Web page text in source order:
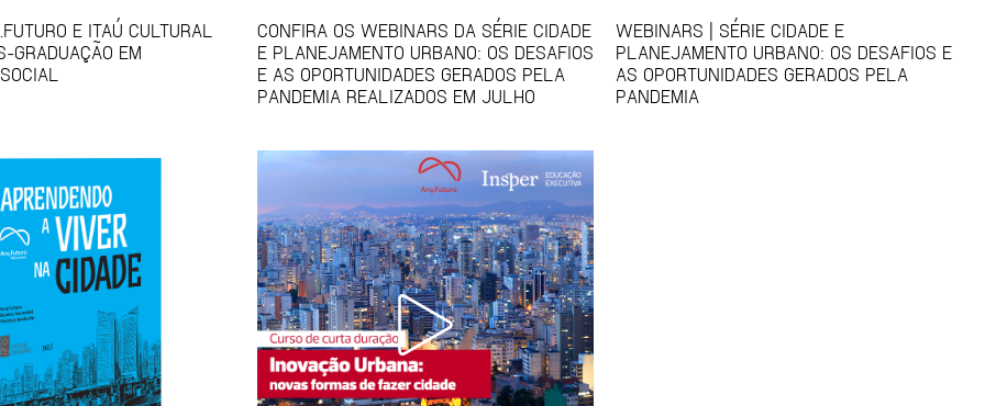
E ITAÚ CULTURAL
GRADUAÇÃO EM
CONFIRA OS WEBINARS DA SÉRIE CIDADE
E PLANEJAMENTO URBANO: OS DESAFIOS
E AS OPORTUNIDADES GERADOS PELA
PANDEMIA REALIZADOS EM JULHO
WEBINARS | SÉRIE CIDADE E
PLANEJAMENTO URBANO: OS DESAFIOS E
AS OPORTUNIDADES GERADOS PELA
PANDEMIA